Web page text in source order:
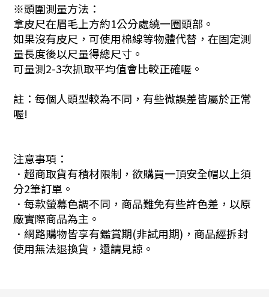
※頭圍測量方法：
拿皮尺在眉毛上方約1公分處繞一圈頭部。
如果沒有皮尺，可使用棉線等物體代替，在固定測
量長度後以尺量得總尺寸。
可量測2-3次抓取平均值會比較正確喔。
註：每個人頭型較為不同，有些微誤差皆屬於正常
喔!
注意事項：
．超商取貨有積材限制，欲購買一頂安全帽以上須
分2筆訂單。
．每款螢幕色調不同，商品難免有些許色差，以原
廠實際商品為主。
．網路購物皆享有鑑賞期(非試用期)，商品經拆封
使用無法退換貨，還請見諒。